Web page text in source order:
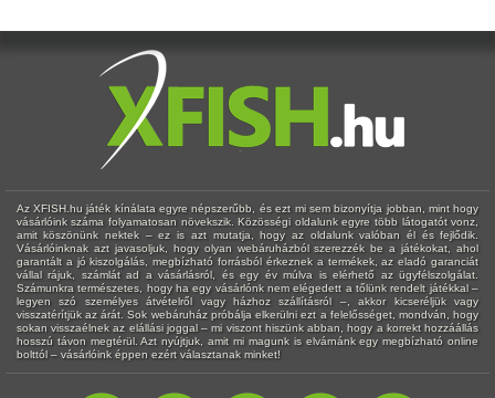
Az XFISH.hu játék kínálata egyre népszerűbb, és ezt mi sem bizonyítja jobban, mint hogy
vásárlóink száma folyamatosan növekszik. Közösségi oldalunk egyre több látogatót vonz,
amit köszönünk nektek – ez is azt mutatja, hogy az oldalunk valóban él és fejlődik.
Vásárlóinknak azt javasoljuk, hogy olyan webáruházból szerezzék be a játékokat, ahol
garantált a jó kiszolgálás, megbízható forrásból érkeznek a termékek, az eladó garanciát
vállal rájuk, számlát ad a vásárlásról, és egy év múlva is elérhető az ügyfélszolgálat.
Számunkra természetes, hogy ha egy vásárlónk nem elégedett a tőlünk rendelt játékkal –
legyen szó személyes átvételről vagy házhoz szállításról –, akkor kicseréljük vagy
visszatérítjük az árát. Sok webáruház próbálja elkerülni ezt a felelősséget, mondván, hogy
sokan visszaélnek az elállási joggal – mi viszont hiszünk abban, hogy a korrekt hozzáállás
hosszú távon megtérül. Azt nyújtjuk, amit mi magunk is elvárnánk egy megbízható online
bolttól – vásárlóink éppen ezért választanak minket!